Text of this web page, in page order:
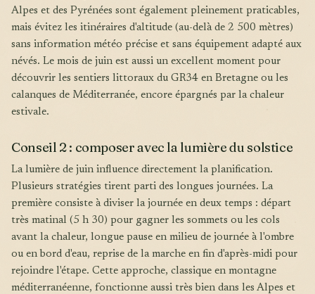
Alpes et des Pyrénées sont également pleinement praticables,
mais évitez les itinéraires d'altitude (au-delà de 2 500 mètres)
sans information météo précise et sans équipement adapté aux
névés. Le mois de juin est aussi un excellent moment pour
découvrir les sentiers littoraux du GR34 en Bretagne ou les
calanques de Méditerranée, encore épargnés par la chaleur
estivale.
Conseil 2 : composer avec la lumière du solstice
La lumière de juin influence directement la planification.
Plusieurs stratégies tirent parti des longues journées. La
première consiste à diviser la journée en deux temps : départ
très matinal (5 h 30) pour gagner les sommets ou les cols
avant la chaleur, longue pause en milieu de journée à l'ombre
ou en bord d'eau, reprise de la marche en fin d'après-midi pour
rejoindre l'étape. Cette approche, classique en montagne
méditerranéenne, fonctionne aussi très bien dans les Alpes et